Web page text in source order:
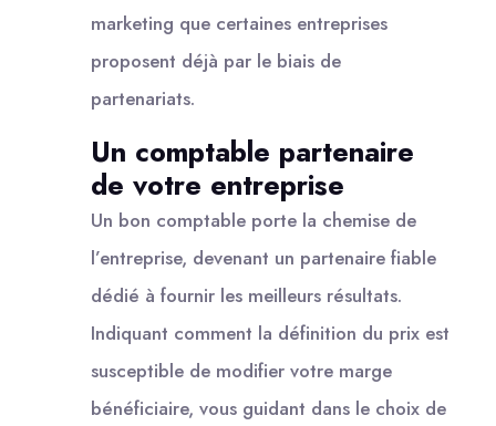
marketing que certaines entreprises
proposent déjà par le biais de
partenariats.
Un comptable partenaire
de votre entreprise
Un bon comptable porte la chemise de
l’entreprise, devenant un partenaire fiable
dédié à fournir les meilleurs résultats.
Indiquant comment la définition du prix est
susceptible de modifier votre marge
bénéficiaire, vous guidant dans le choix de